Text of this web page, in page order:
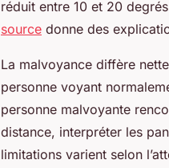
réduit entre 10 et 20
source donne des
La malvoyance diffère
personne voyant
personne malvoyante
distance, interpréter les
limitations varient selon